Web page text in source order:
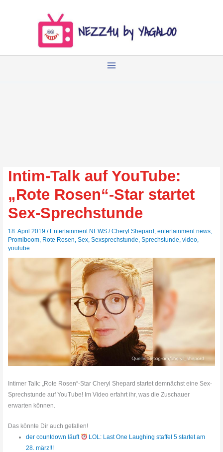
Intim-Talk auf YouTube:
„Rote Rosen“-Star startet
Sex-Sprechstunde
18. April 2019/ Entertainment NEWS /Cheryl Shepard ,entertainment news
Promiboom Rote Rosen ,Sex ,Sexsprechstunde ,Sprechstunde ,video
youtube
Intimer Talk: „Rote Rosen“-Star Cheryl Shepard startet demnächst eine Sex-
Sprechstunde auf YouTube! Im Video erfahrt ihr, was die Zuschauer
erwarten können.
Das könnte Dir auch gefallen!
der countdown läuft
LOL: Last One Laughing staffel 5 startet am
28. märz!!!